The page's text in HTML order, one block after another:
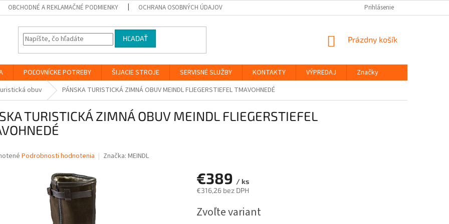
OBCHODNÉ A REKLAMAČNÉ PODMIENKY OCHRANA OSOBNÝCH ÚDAJOV Prihlásenie
HĽADAŤ
NÁKUPNÝ
Prázdny košík
POĽOVNÍCKE POTREBY ŠIJACIE STROJE SERVISNÉ SLUŽBY KONTAKTY VÝPREDAJ
Značky
obuv PÁNSKA TURISTICKÁ ZIMNÁ OBUV MEINDL FLIEGERSTIEFEL TMAVOHNEDÉ
TURISTICKÁ ZIMNÁ OBUV MEINDL FLIEGERSTIEFEL
Podrobnosti hodnotenia Značka: MEINDL
€389 / ks
€316,26 bez DPH
cena:
Zvoľte variant